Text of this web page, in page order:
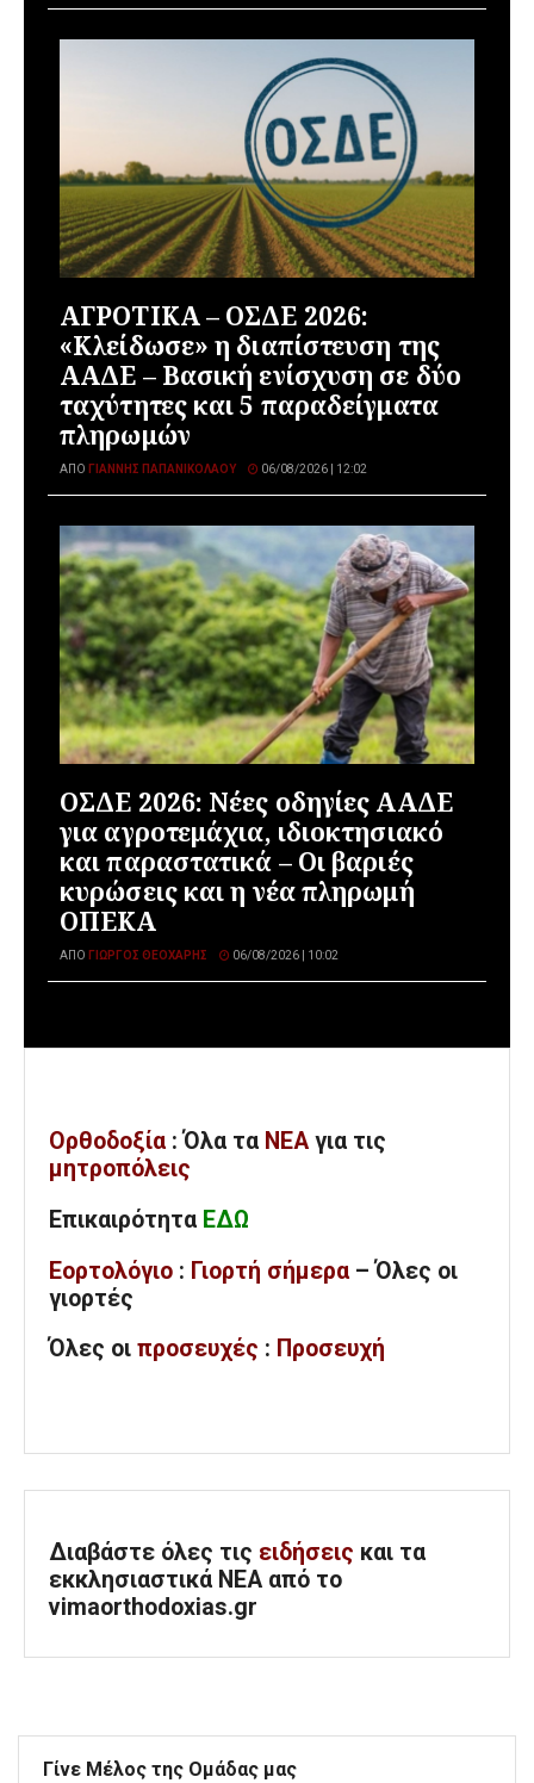
ΑΓΡΟΤΙΚΑ – ΟΣΔΕ 2026:
«Κλείδωσε» η διαπίστευση της
ΑΑΔΕ – Βασική ενίσχυση σε δύο
ταχύτητες και 5 παραδείγματα
πληρωμών
ΑΠΌ ΓΙΆΝΝΗΣ ΠΑΠΑΝΙΚΟΛΆΟΥ 06/08/2026 | 12:02
ΟΣΔΕ 2026: Νέες οδηγίες ΑΑΔΕ
για αγροτεμάχια, ιδιοκτησιακό
και παραστατικά – Οι βαριές
κυρώσεις και η νέα πληρωμή
ΟΠΕΚΑ
ΑΠΌ ΓΙΏΡΓΟΣ ΘΕΟΧΆΡΗΣ 06/08/2026 | 10:02
Ορθοδοξία : Όλα τα ΝΕΑ για τις
μητροπόλεις
Επικαιρότητα ΕΔΩ
Εορτολόγιο : Γιορτή σήμερα – Όλες οι
γιορτές
Όλες οι προσευχές : Προσευχή
Διαβάστε όλες τις ειδήσεις και τα
εκκλησιαστικά ΝΕΑ από το
vimaorthodoxias.gr
Γίνε Μέλος της Ομάδας μας